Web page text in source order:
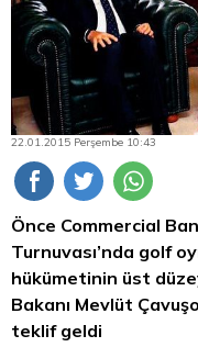
22.01.2015 Perşembe 10:43
Önce Commercial
Turnuvası’nda golf
hükümetinin üst
Bakanı Mevlüt
teklif geldi